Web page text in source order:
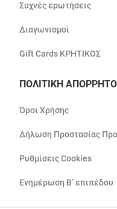
Συχνές ερωτήσεις
Διαγωνισμοί
Gift Cards ΚΡΗΤΙΚΟΣ
ΠΟΛΙΤΙΚΗ
Όροι Χρήσης
Δήλωση Προστασίας
Ρυθμίσεις Cookies
Ενημέρωση Β’ επιπέδου